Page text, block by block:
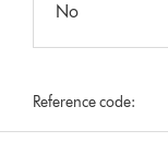
No
Reference code: